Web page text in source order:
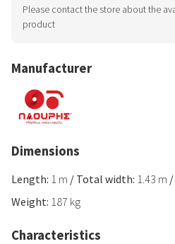
Please contact the store about the
product
Manufacturer
Dimensions
Length: 1 m / Total width: 1.43 m /
Weight: 187 kg
Characteristics